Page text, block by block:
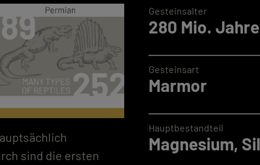
sind die ersten
280 Mio. Jahre
Gesteinsalter
Marmor
Gesteinsart
Magnesium,
Hauptbestandteil